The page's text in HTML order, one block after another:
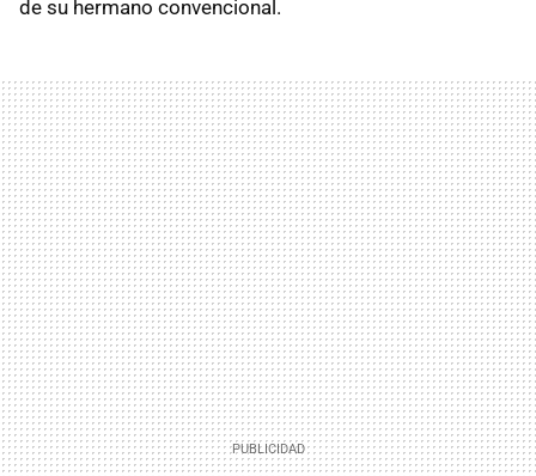
de su hermano convencional.